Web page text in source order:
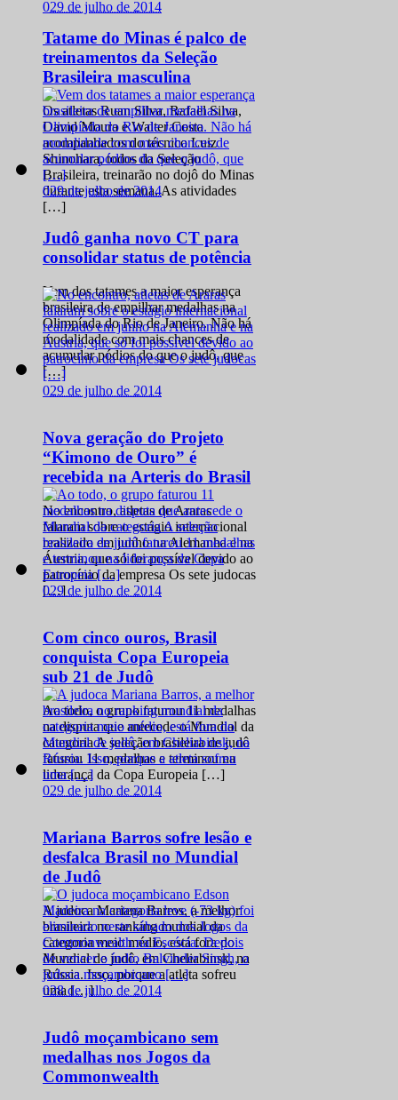
029 de julho de 2014
Tatame do Minas é palco de
treinamentos da Seleção
Brasileira masculina
Os atletas Ruan Silva, Rafael Silva,
David Moura e Walter Costa
acompanhados do técnico Luiz
Shinohara, todos da Seleção
Brasileira, treinarão no dojô do Minas
durante esta semana. As atividades
[…]
029 de julho de 2014
Judô ganha novo CT para
consolidar status de potência
Vem dos tatames a maior esperança
brasileira de empilhar medalhas na
Olimpíada do Rio de Janeiro. Não há
modalidade com mais chances de
acumular pódios do que o judô, que
[…]
029 de julho de 2014
Nova geração do Projeto
“Kimono de Ouro” é
recebida na Arteris do Brasil
No encontro, atletas de Araras
falaram sobre o estágio internacional
realizado em junho na Alemanha e na
Áustria, que só foi possível devido ao
patrocínio da empresa Os sete judocas
[…]
029 de julho de 2014
Com cinco ouros, Brasil
conquista Copa Europeia
sub 21 de Judô
Ao todo, o grupo faturou 11 medalhas
na disputa que antecede o Mundial da
categoria A seleção brasileira de judô
faturou 11 medalhas e terminou na
liderança da Copa Europeia […]
029 de julho de 2014
Mariana Barros sofre lesão e
desfalca Brasil no Mundial
de Judô
A judoca Mariana Barros, a melhor
brasileira no ranking mundial da
categoria meio médio, está fora do
Mundial de judô, em Cheliabinsk, na
Rússia. Isso, porque a atleta sofreu
uma […]
028 de julho de 2014
Judô moçambicano sem
medalhas nos Jogos da
Commonwealth